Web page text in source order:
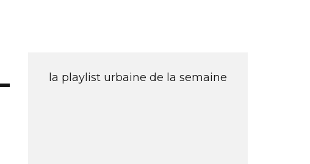
la playlist urbaine de la semaine